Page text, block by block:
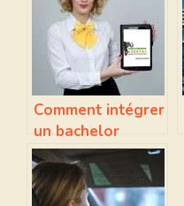
Comment intégrer
un bachelor
management ?